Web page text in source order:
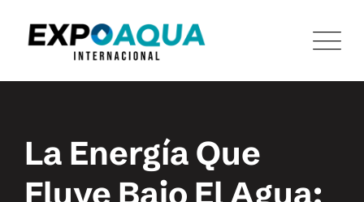
La Energía Que
Fluye Bajo El Agua: